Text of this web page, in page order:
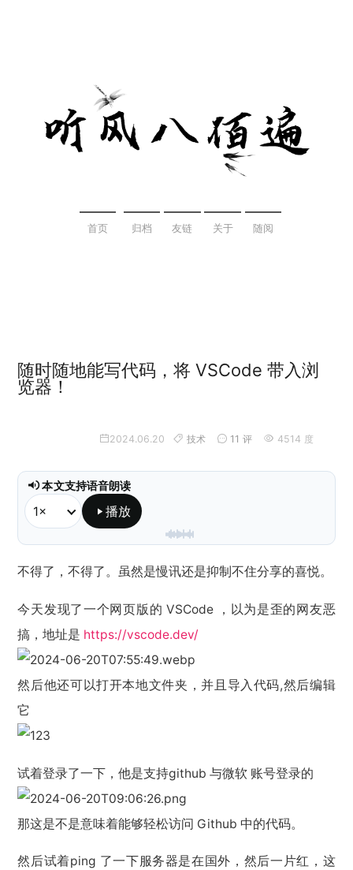
首页 归档 友链 关于 随阅
随时随地能写代码，将 VSCode 带入浏
览器！
2024.06.20 技术 11 评 4514 度
本文支持语音朗读
播放
不得了，不得了。虽然是慢讯还是抑制不住分享的喜悦。
今天发现了一个网页版的 VSCode ，以为是歪的网友恶
搞，地址是 https://vscode.dev/
然后他还可以打开本地文件夹，并且导入代码,然后编辑
它
试着登录了一下，他是支持github 与微软 账号登录的
那这是不是意味着能够轻松访问 Github 中的代码。
然后试着ping 了一下服务器是在国外，然后一片红，这